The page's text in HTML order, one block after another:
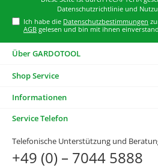
Datenschutzrichtlinie und
Ich habe die Datenschutzbestimmungen
AGB gelesen und bin mit ihnen
Über GARDOTOOL
Shop Service
Informationen
Service Telefon
Telefonische Unterstützung und
+49 (0) – 7044 5888